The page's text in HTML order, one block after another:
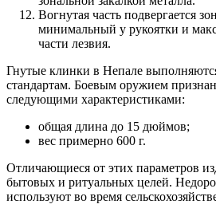
Вогнутая часть подвергается
минимальный у рукоятки и
части лезвия.
Гнутые клинки в Непале
стандартам. Боевым оружием
следующими характеристиками:
общая длина до 15 дюймов;
вес примерно 600 г.
Отличающиеся от этих параметров
бытовых и ритуальных целей.
используют во время